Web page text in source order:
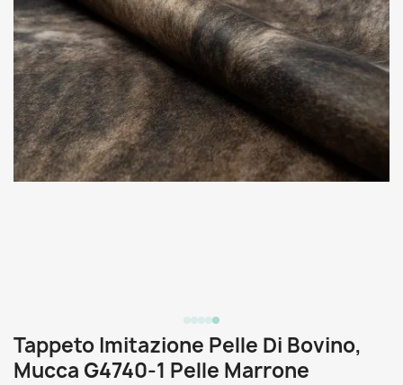
Tappeto Imitazione Pelle Di Bovino,
Mucca G4740-1 Pelle Marrone